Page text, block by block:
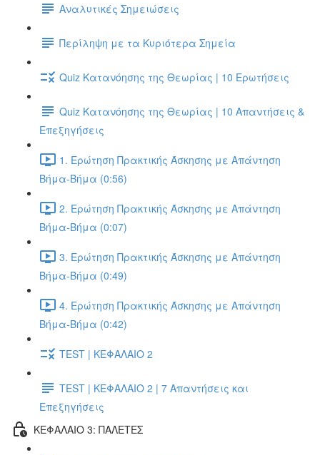
Αναλυτικές Σημειώσεις
Περίληψη με τα Κυριότερα Σημεία
Quiz Κατανόησης της Θεωρίας | 10 Ερωτήσεις
Quiz Κατανόησης της Θεωρίας | 10 Απαντήσεις &
Επεξηγήσεις
1. Ερώτηση Πρακτικής Άσκησης με Απάντηση
Βήμα-Βήμα (0:56)
2. Ερώτηση Πρακτικής Άσκησης με Απάντηση
Βήμα-Βήμα (0:07)
3. Ερώτηση Πρακτικής Άσκησης με Απάντηση
Βήμα-Βήμα (0:49)
4. Ερώτηση Πρακτικής Άσκησης με Απάντηση
Βήμα-Βήμα (0:42)
TEST | ΚΕΦΑΛΑΙΟ 2
TEST | ΚΕΦΑΛΑΙΟ 2 | 7 Απαντήσεις και
Επεξηγήσεις
ΚΕΦΑΛΑΙΟ 3: ΠΑΛΕΤΕΣ